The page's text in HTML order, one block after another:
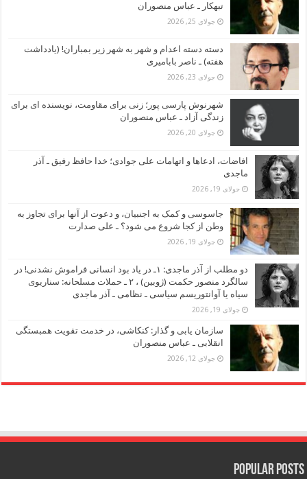
تبهکار ـ عباس منصوران
جولای 25, 2026
دسته دسته اعدام و شهر به شهر زیر بمباران! (یادداشت
هفته) ـ ناصر بابامیری
جولای 23, 2026
شهرنوش پارسی پور؛ زنی برای مقاومت، نویسنده ای برای
زندگی آزاد ـ عباس منصوران
جولای 20, 2026
افاضات، ادعاها و اتهامات علی جوادی؛ خدا حافظ رفیق ـ آذر
ماجدی
جولای 19, 2026
جاسوسی و کمک به اجنبیان، و دعوت از آنها برای تجاوز به
وطن از کجا شروع می شود؟ ـ علی صدارت
جولای 19, 2026
دو مطلب از آذر ماجدی: ۱ـ در یاد بود انسانی فراموش نشدنی! در
سالگرد منصور حکمت (ژوبین) ، ۲ ـ حملات مسلحانه: سناریوی
سیاه یا آوانتوریسم سیاسی ـ نظامی ـ آذر ماجدی
جولای 19, 2026
سازمان یابی و گذار: کنکاشی، در خدمت تقویت همبستگی
انقلابی ـ عباس منصوران
جولای 12, 2026
Popular Posts